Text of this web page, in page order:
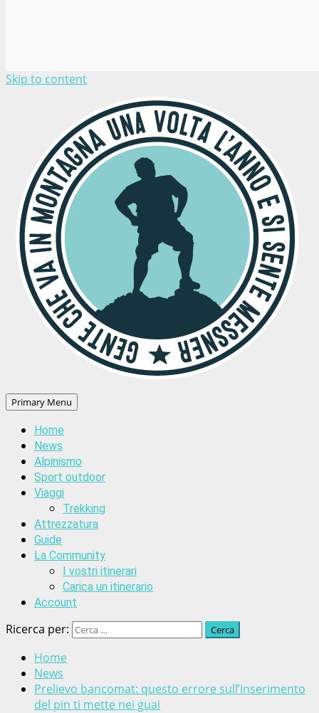
Skip to content
Primary Menu
Home
News
Alpinismo
Sport outdoor
Viaggi
Trekking
Attrezzatura
Guide
La Community
I vostri itinerari
Carica un itinerario
Account
Ricerca per:
Home
News
Prelievo bancomat: questo errore sull’inserimento
del pin ti mette nei guai